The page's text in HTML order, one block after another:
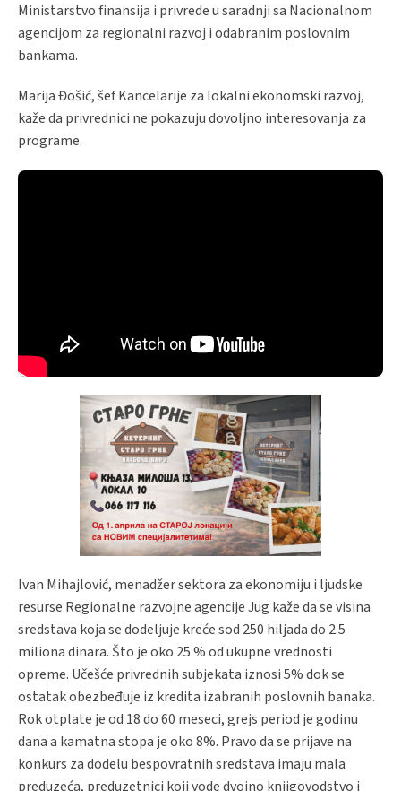
Ministarstvo finansija i privrede u saradnji sa Nacionalnom
agencijom za regionalni razvoj i odabranim poslovnim
bankama.
Marija Đošić, šef Kancelarije za lokalni ekonomski razvoj,
kaže da privrednici ne pokazuju dovoljno interesovanja za
programe.
Ivan Mihajlović, menadžer sektora za ekonomiju i ljudske
resurse Regionalne razvojne agencije Jug kaže da se visina
sredstava koja se dodeljuje kreće sod 250 hiljada do 2.5
miliona dinara. Što je oko 25 % od ukupne vrednosti
opreme. Učešće privrednih subjekata iznosi 5% dok se
ostatak obezbeđuje iz kredita izabranih poslovnih banaka.
Rok otplate je od 18 do 60 meseci, grejs period je godinu
dana a kamatna stopa je oko 8%. Pravo da se prijave na
konkurs za dodelu bespovratnih sredstava imaju mala
preduzeća, preduzetnici koji vode dvojno knjigovodstvo i